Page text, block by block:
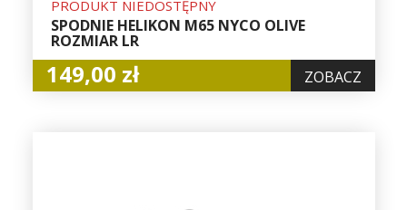
PRODUKT NIEDOSTĘPNY
SPODNIE HELIKON M65 NYCO OLIVE
ROZMIAR LR
149,00 zł ZOBACZ